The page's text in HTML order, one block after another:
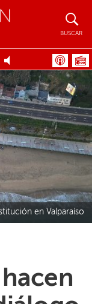
BUSCAR
en Valparaíso